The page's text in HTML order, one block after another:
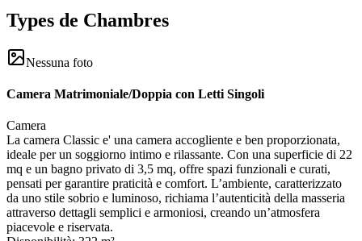
Types de Chambres
Nessuna foto
Camera Matrimoniale/Doppia con Letti Singoli
Camera
La camera Classic e' una camera accogliente e ben proporzionata,
ideale per un soggiorno intimo e rilassante. Con una superficie di 22
mq e un bagno privato di 3,5 mq, offre spazi funzionali e curati,
pensati per garantire praticità e comfort. L’ambiente, caratterizzato
da uno stile sobrio e luminoso, richiama l’autenticità della masseria
attraverso dettagli semplici e armoniosi, creando un’atmosfera
piacevole e riservata.